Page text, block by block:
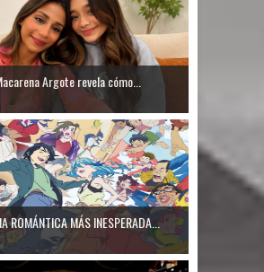
Argote revela cómo...
ROMÁNTICA MÁS INESPERADA...